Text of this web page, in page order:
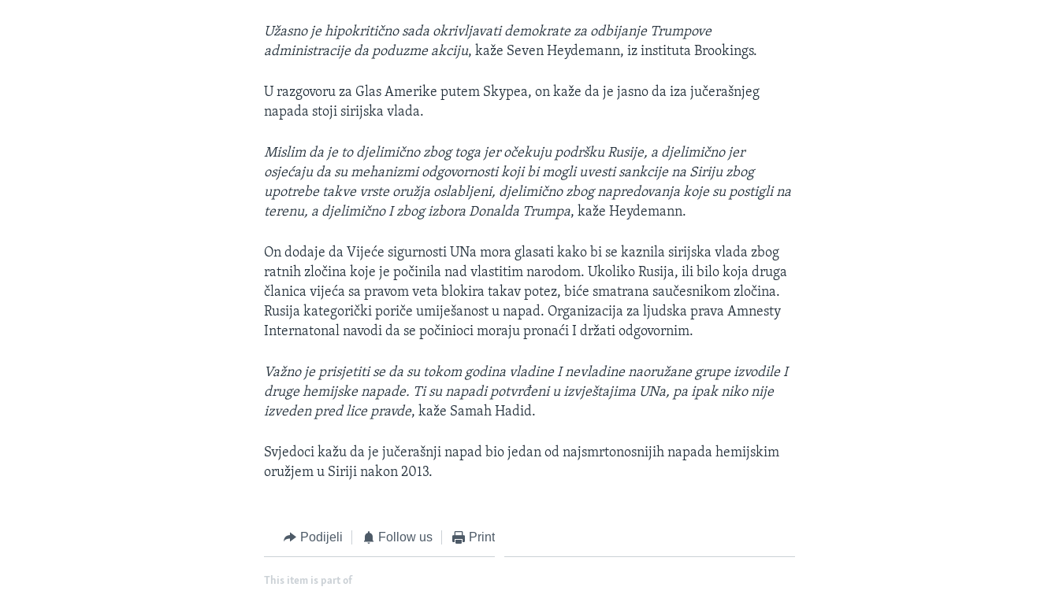
Užasno je hipokritično sada okrivljavati demokrate za odbijanje Trumpove
administracije da poduzme akciju, kaže Seven Heydemann, iz instituta Brookings.
U razgovoru za Glas Amerike putem Skypea, on kaže da je jasno da iza jučerašnjeg
napada stoji sirijska vlada.
Mislim da je to djelimično zbog toga jer očekuju podršku Rusije, a djelimično jer
osjećaju da su mehanizmi odgovornosti koji bi mogli uvesti sankcije na Siriju zbog
upotrebe takve vrste oružja oslabljeni, djelimično zbog napredovanja koje su postigli na
terenu, a djelimično I zbog izbora Donalda Trumpa, kaže Heydemann.
On dodaje da Vijeće sigurnosti UNa mora glasati kako bi se kaznila sirijska vlada zbog
ratnih zločina koje je počinila nad vlastitim narodom. Ukoliko Rusija, ili bilo koja druga
članica vijeća sa pravom veta blokira takav potez, biće smatrana saučesnikom zločina.
Rusija kategorički poriče umiješanost u napad. Organizacija za ljudska prava Amnesty
Internatonal navodi da se počinioci moraju pronaći I držati odgovornim.
Važno je prisjetiti se da su tokom godina vladine I nevladine naoružane grupe izvodile I
druge hemijske napade. Ti su napadi potvrđeni u izvještajima UNa, pa ipak niko nije
izveden pred lice pravde, kaže Samah Hadid.
Svjedoci kažu da je jučerašnji napad bio jedan od najsmrtonosnijih napada hemijskim
oružjem u Siriji nakon 2013.
Podijeli Follow us Print
This item is part of